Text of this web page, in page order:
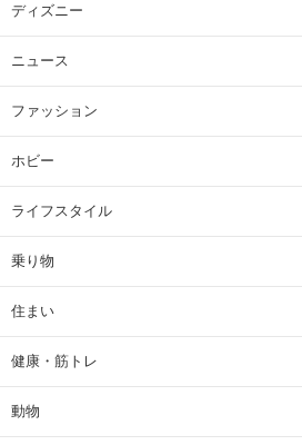
ディズニー
ニュース
ファッション
ホビー
ライフスタイル
乗り物
住まい
健康・筋トレ
動物